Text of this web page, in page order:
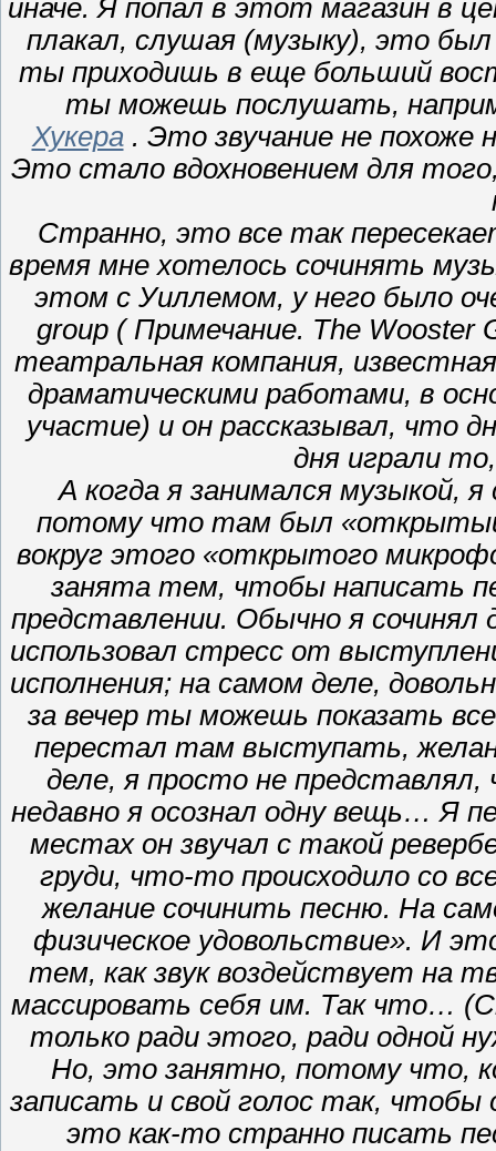
иначе. Я попал в этот магазин в
плакал, слушая (музыку), это
ты приходишь в еще больший
ты можешь послушать,
Хукера. Это звучание не похоже
Это стало вдохновением для
Странно, это все так
время мне хотелось сочинять
этом с Уиллемом, у него было
group ( Примечание. The Wooster
театральная компания,
драматическими работами, в
участие) и он рассказывал, что
дня играли
А когда я занимался музыкой,
потому что там был «открытый
вокруг этого «открытого
занята тем, чтобы написать
представлении. Обычно я
использовал стресс от
исполнения; на самом деле,
за вечер ты можешь показать
перестал там выступать,
деле, я просто не
недавно я осознал одну вещь… Я
местах он звучал с такой
груди, что-то происходило со
желание сочинить песню. На
физическое удовольствие». И
тем, как звук воздействует на
массировать себя им. Так что…
только ради этого, ради одной
Но, это занятно, потому что,
записать и свой голос так,
это как-то странно писать